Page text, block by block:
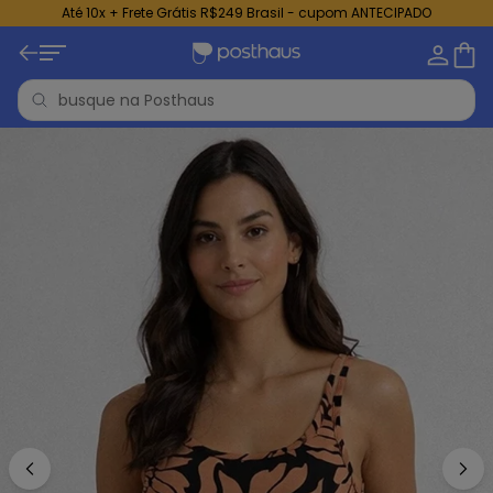
Até 10x + Frete Grátis R$249 Brasil - cupom ANTECIPADO